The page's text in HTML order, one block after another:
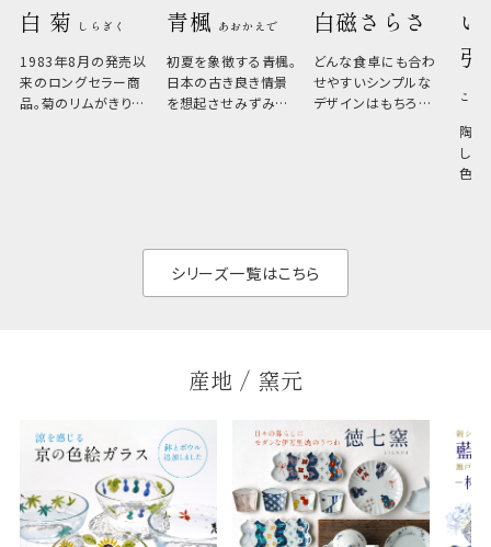
白 菊 しらぎく
1983年8月の発売以
来のロングセラー商
品。菊のリムがきりっ
青楓 あおかえで
初夏を象徴する青楓。
日本の古き良き情景
を想起させみずみず
白磁さらさ
どんな食卓にも合わ
せやすいシンプルな
デザインはもちろん、
い
こひ
陶器
しい
色の
シリーズ一覧はこちら
産地 / 窯元